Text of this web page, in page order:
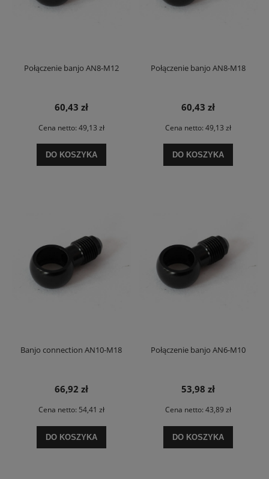
Połączenie banjo AN8-M12
60,43 zł
Cena netto: 49,13 zł
DO KOSZYKA
Połączenie banjo AN8-M18
60,43 zł
Cena netto: 49,13 zł
DO KOSZYKA
Banjo connection AN10-M18
66,92 zł
Cena netto: 54,41 zł
DO KOSZYKA
Połączenie banjo AN6-M10
53,98 zł
Cena netto: 43,89 zł
DO KOSZYKA